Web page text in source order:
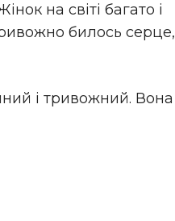
на світі багато і
билось серце,
і тривожний. Вона